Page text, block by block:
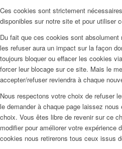
Ces cookies sont strictement
disponibles sur notre site et pour utiliser
Du fait que ces cookies sont
les refuser aura un impact sur la façon
toujours bloquer ou effacer les cookies
forcer leur blocage sur ce site. Mais le
accepter/refuser reviendra à chaque
Nous respectons votre choix de refuser
le demander à chaque page laissez
choix. Vous êtes libre de revenir sur ce
modifier pour améliorer votre expérience
cookies nous retirerons tous ceux issus